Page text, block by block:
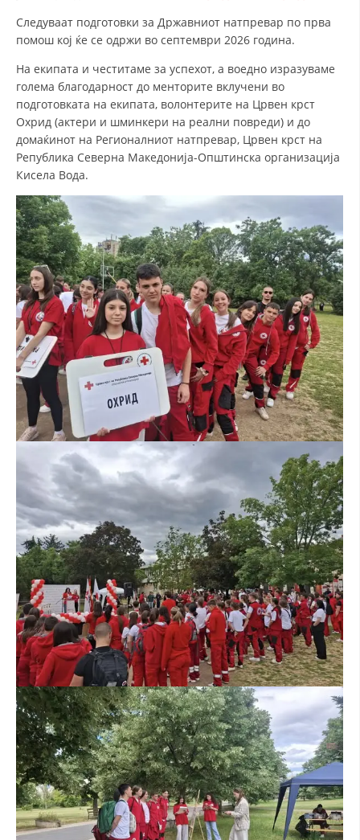
СТРУКТУРА И ОРГАНИЗАЦИОНА ПОСТАВЕНОСТ
MЕЃУНАРОДНО ХУМАНИТАРНО ПРАВО
ПРОМОЦИЈА НА ХУМАНИ ВРЕДНОСТИ
УПОТРЕБА И ЗАШТИТА НА АМБЛЕМОТ
КАКО ДА ДОНИРАТЕ
ПОДГОТВЕНОСТ И ДЕЈСТВО ПРИ КАТАСТРОФИ
ТИМОВИ НА ООЦК ОХРИД
ПРОЕКТИ – ПОДГОТВЕНОСТ И ДЕЈСТВУВАЊЕ ПРИ КАТАСТРОФИ
ОДНОСИ СО ЈАВНОСТ
ИСТРАЖУВАЊЕ НА ЈАВНО МИСЛЕЊЕ
МЕЃУНАРОДНА СОРАБОТКА
ЗНАЧЕЊЕ НА СЛУЖБАТА ЗА БАРАЊЕ
ФОРМУЛАРИ ЗА БАРАЊА
ЗДРАВСТВЕНО ПРЕВЕНТИВНА ДЕЈНОСТ
ПРВА ПОМОШ
КРВОДАРИТЕЛСТВО
ИНФОРМАЦИИ ЗА БОЛЕСТИ
МЕНАЏМЕНТ НА ВОЛОНТЕРИ
ЗА НАС
ДЕЈСТВУВАЊЕ
ПРИРАЧНИЦИ
СТРАТЕГИИ
Следуваат подготовки за Државниот натпревар по прва
помош кој ќе се одржи во септември 2026 година.
На екипата и честитаме за успехот, а воедно изразуваме
голема благодарност до менторите вклучени во
подготовката на екипата, волонтерите на Црвен крст
Охрид (актери и шминкери на реални повреди) и до
домаќинот на Регионалниот натпревар, Црвен крст на
Република Северна Македонија-Општинска организација
Кисела Вода.